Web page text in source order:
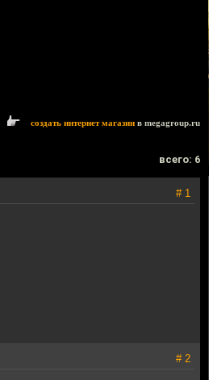
создать интернет магазин в megagroup.ru
всего: 6
# 1
# 2